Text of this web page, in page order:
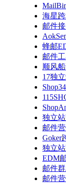
海星
邮件
蜂邮
邮件
顺风
17独
独立
邮件
Goker
独立
EDM
邮件
邮件